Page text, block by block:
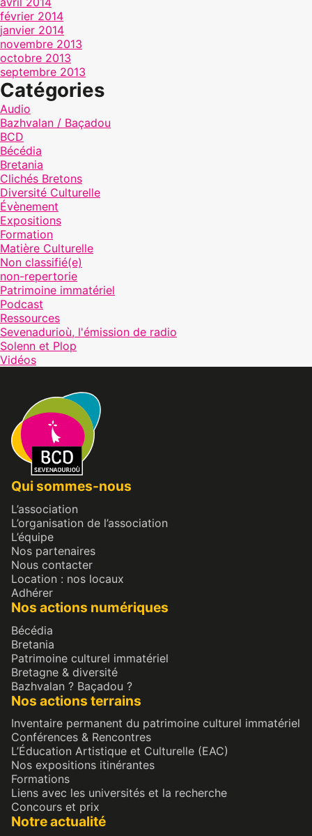
février 2014
janvier 2014
novembre 2013
octobre 2013
septembre 2013
Catégories
Audio
Bazhvalan / Baçadou
BCD
Bécédia
Bretania
Clichés Bretons
Diversité Culturelle
Évènement
Expositions
Formation
Matière Culturelle
Non classifié(e)
non-repertorie
Patrimoine immatériel
Podcast
Ressources
Sevenadurioù, l'émission de radio
Solenn et Plop
Vidéos
Qui sommes-nous
L’association
L’organisation de l’association
L’équipe
Nos partenaires
Nous contacter
Location : nos locaux
Adhérer
Nos actions numériques
Bécédia
Bretania
Patrimoine culturel immatériel
Bretagne & diversité
Bazhvalan ? Baçadou ?
Nos actions terrains
Inventaire permanent du patrimoine culturel immatériel
Conférences & Rencontres
L’Éducation Artistique et Culturelle (EAC)
Nos expositions itinérantes
Formations
Liens avec les universités et la recherche
Concours et prix
Notre actualité